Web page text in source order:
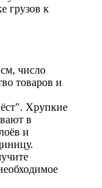
грузов к
число
товаров и
Хрупкие
в
и